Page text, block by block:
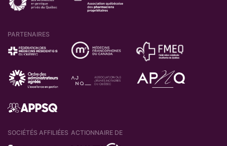
PARTENAIRES
SOCIÉTÉS AFFILIÉES ACTIONNAIRE DE